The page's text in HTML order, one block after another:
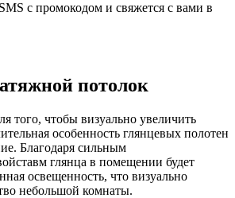
с промокодом и свяжется с вами в
потолок
того, чтобы визуально увеличить
особенность глянцевых полотен
Благодаря сильным
глянца в помещении будет
освещенность, что визуально
небольшой комнаты.